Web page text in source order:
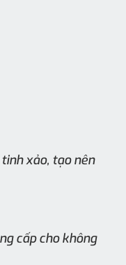
xảo, tạo nên
cấp cho không